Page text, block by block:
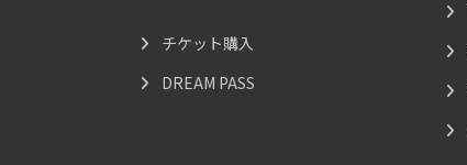
チケット購入
DREAM PASS